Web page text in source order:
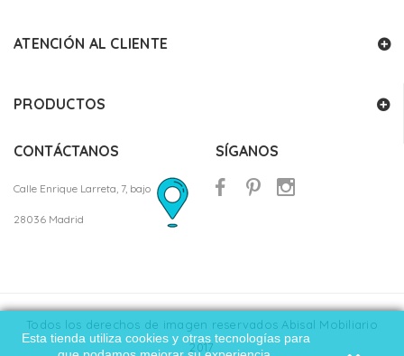
Esta tienda utiliza cookies y otras tecnologías para
ATENCIÓN AL CLIENTE
PRODUCTOS
CONTÁCTANOS
Calle Enrique Larreta, 7, bajo
28036 Madrid
SÍGANOS
Todos los derechos de imagen reservados Abisal Mobiliario
2017